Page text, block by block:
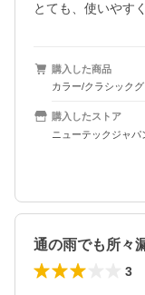
とても、使いやす
購入した商品
カラー/クラシック
購入したストア
ニューテックジャ
通の雨でも所々
3